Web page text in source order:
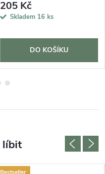
205 Kč
Skladem 16 ks
DO KOŠÍKU
Bestseller